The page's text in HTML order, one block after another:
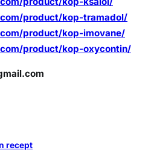
product/kop-tramadol/
product/kop-imovane/
product/kop-oxycontin/
recept